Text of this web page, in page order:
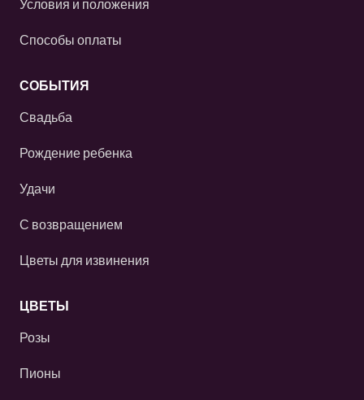
Условия и положения
Способы оплаты
СОБЫТИЯ
Свадьба
Рождение ребенка
Удачи
С возвращением
Цветы для извинения
ЦВЕТЫ
Розы
Пионы